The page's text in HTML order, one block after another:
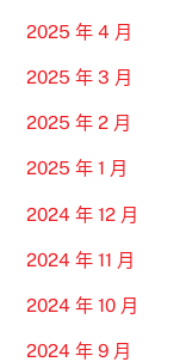
2025 年 4 月
2025 年 3 月
2025 年 2 月
2025 年 1 月
2024 年 12 月
2024 年 11 月
2024 年 10 月
2024 年 9 月